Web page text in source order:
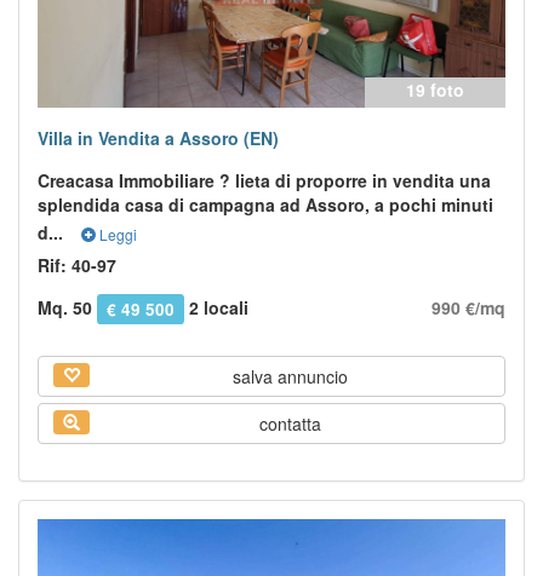
19 foto
Villa in Vendita a Assoro (EN)
Creacasa Immobiliare ? lieta di proporre in vendita una
splendida casa di campagna ad Assoro, a pochi minuti
d...
Leggi
Rif: 40-97
Mq. 50
€ 49 500 2 locali 990 €/mq
salva annuncio
contatta